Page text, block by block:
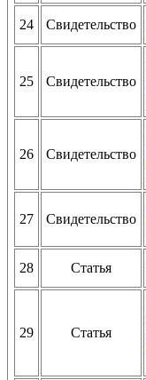
24 Свидетельство
25 Свидетельство
26 Свидетельство
27 Свидетельство
28 Статья
29 Статья